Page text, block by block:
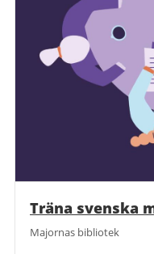
Träna svenska
Majornas bibliotek